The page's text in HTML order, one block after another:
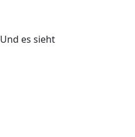
es sieht